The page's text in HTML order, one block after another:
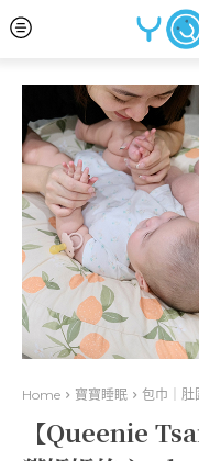
Home 寶寶睡眠 包巾｜肚
【Queenie